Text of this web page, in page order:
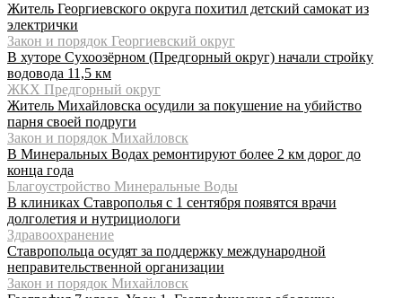
Житель Георгиевского округа похитил детский самокат из
электрички
Закон и порядок Георгиевский округ
В хуторе Сухоозёрном (Предгорный округ) начали стройку
водовода 11,5 км
ЖКХ Предгорный округ
Житель Михайловска осудили за покушение на убийство
парня своей подруги
Закон и порядок Михайловск
В Минеральных Водах ремонтируют более 2 км дорог до
конца года
Благоустройство Минеральные Воды
В клиниках Ставрополья с 1 сентября появятся врачи
долголетия и нутрициологи
Здравоохранение
Ставропольца осудят за поддержку международной
неправительственной организации
Закон и порядок Михайловск